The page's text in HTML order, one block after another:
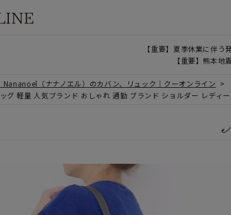
【重要】夏季休業に伴
【重要】熊本
Nananoel（ナナノエル）のカバン、リュック｜クーオンライン
グ 軽量 人気ブランド おしゃれ 通勤 ブランド ショルダー レディ